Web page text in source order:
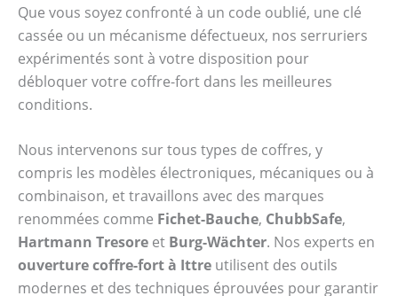
Que vous soyez confronté à un code oublié, une clé
cassée ou un mécanisme défectueux, nos serruriers
expérimentés sont à votre disposition pour
débloquer votre coffre-fort dans les meilleures
conditions.
Nous intervenons sur tous types de coffres, y
compris les modèles électroniques, mécaniques ou à
combinaison, et travaillons avec des marques
renommées comme Fichet-Bauche, ChubbSafe,
Hartmann Tresore et Burg-Wächter. Nos experts en
ouverture coffre-fort à Ittre utilisent des outils
modernes et des techniques éprouvées pour garantir